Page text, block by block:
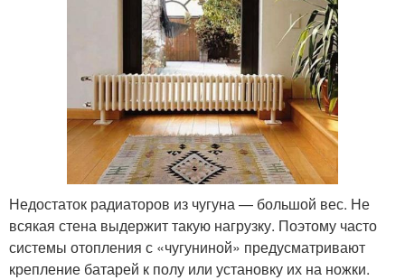
Недостаток радиаторов из чугуна — большой вес. Не
всякая стена выдержит такую нагрузку. Поэтому часто
системы отопления с «чугуниной» предусматривают
крепление батарей к полу или установку их на ножки.